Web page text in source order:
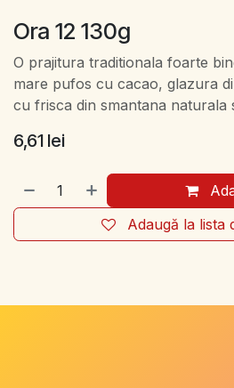
Ora 12 130g
O prajitura traditionala foarte
mare pufos cu cacao, glazura
cu frisca din smantana naturala
6,61 lei
Adaugă la lista